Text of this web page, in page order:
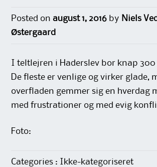
Posted on august 1, 2016 by Niels
Østergaard
I teltlejren i Haderslev bor knap 300
De fleste er venlige og virker glade,
overfladen gemmer sig en hverdag
med frustrationer og med evig
Foto:
Categories : Ikke-kategoriseret